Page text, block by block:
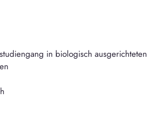
in biologisch ausgerichteten